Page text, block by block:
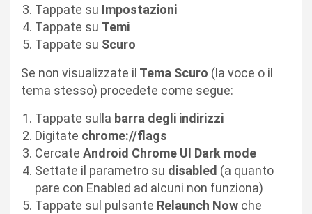
Tappate su Impostazioni
Tappate su Temi
Tappate su Scuro
Se non visualizzate il Tema Scuro (la voce o il
tema stesso) procedete come segue:
Tappate sulla barra degli indirizzi
Digitate chrome://flags
Cercate Android Chrome UI Dark mode
Settate il parametro su disabled (a quanto
pare con Enabled ad alcuni non funziona)
Tappate sul pulsante Relaunch Now che